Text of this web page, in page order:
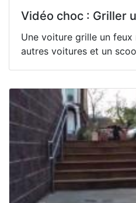
Vidéo choc : Griller
Une voiture grille un
autres voitures et un